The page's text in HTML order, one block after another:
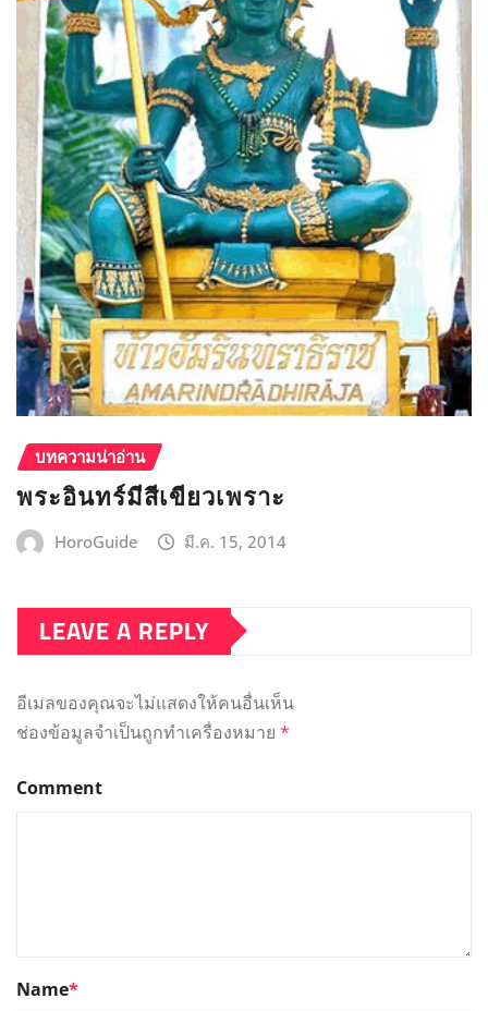
บทความน่าอ่าน
พระอินทร์มีสีเขียวเพราะ
HoroGuide มี.ค. 15, 2014
LEAVE A REPLY
อีเมลของคุณจะไม่แสดงให้คนอื่นเห็น
ช่องข้อมูลจำเป็นถูกทำเครื่องหมาย *
Comment
Name*